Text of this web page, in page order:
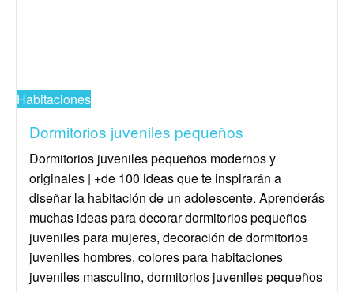
Habitaciones
Dormitorios juveniles pequeños
Dormitorios juveniles pequeños modernos y
originales | +de 100 ideas que te inspirarán a
diseñar la habitación de un adolescente. Aprenderás
muchas ideas para decorar dormitorios pequeños
juveniles para mujeres, decoración de dormitorios
juveniles hombres, colores para habitaciones
juveniles masculino, dormitorios juveniles pequeños